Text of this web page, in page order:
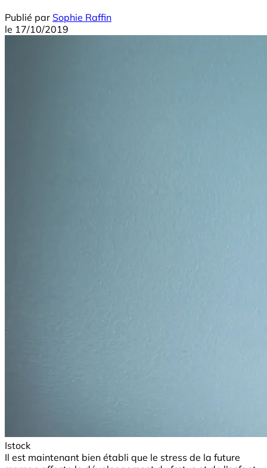
Publié par Sophie Raffin
le 17/10/2019
Istock
Il est maintenant bien établi que le stress de la future